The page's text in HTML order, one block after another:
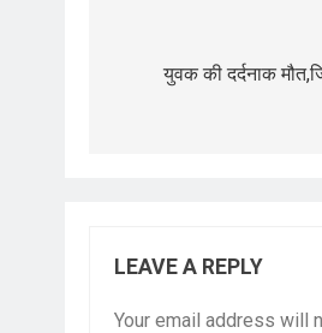
navigation
युवक की दर्दनाक
LEAVE A REPLY
Your email address will